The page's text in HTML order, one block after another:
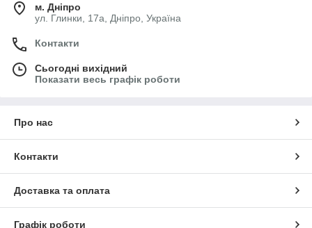
м. Дніпро
ул. Глинки, 17а, Дніпро, Україна
Контакти
Сьогодні вихідний
Показати весь графік роботи
Про нас
Контакти
Доставка та оплата
Графік роботи